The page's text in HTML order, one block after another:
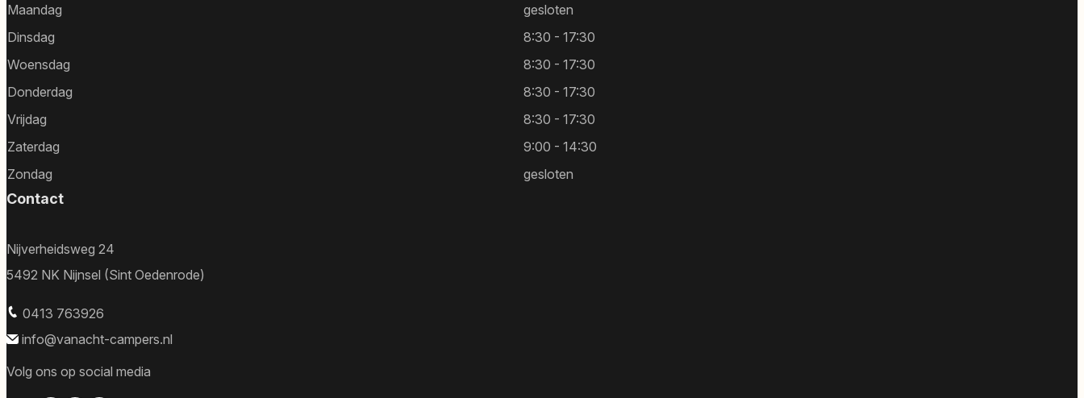
Maandag
gesloten
Dinsdag
8:30 - 17:30
Woensdag
8:30 - 17:30
Donderdag
8:30 - 17:30
Vrijdag
8:30 - 17:30
Zaterdag
9:00 - 14:30
Zondag
gesloten
Contact
Nijverheidsweg 24
5492 NK Nijnsel (Sint Oedenrode)
0413 763926
info@vanacht-campers.nl
Volg ons op social media